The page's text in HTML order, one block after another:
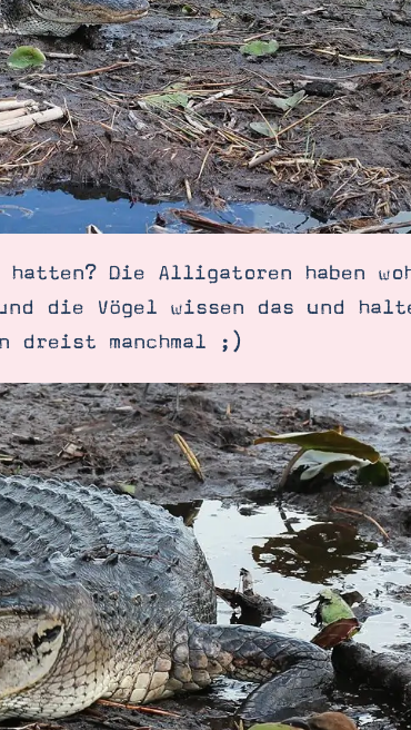
hatten? Die Alligatoren haben
die Vögel wissen das und
dreist manchmal ;)